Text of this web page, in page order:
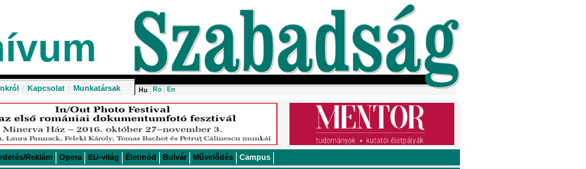
| Kapcsolat | Munkatársak Hu Ro En
Reklám Opera EU-világ Életmód Bulvár Művelődés Campus